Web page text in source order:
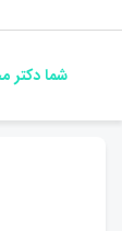
شما دکتر